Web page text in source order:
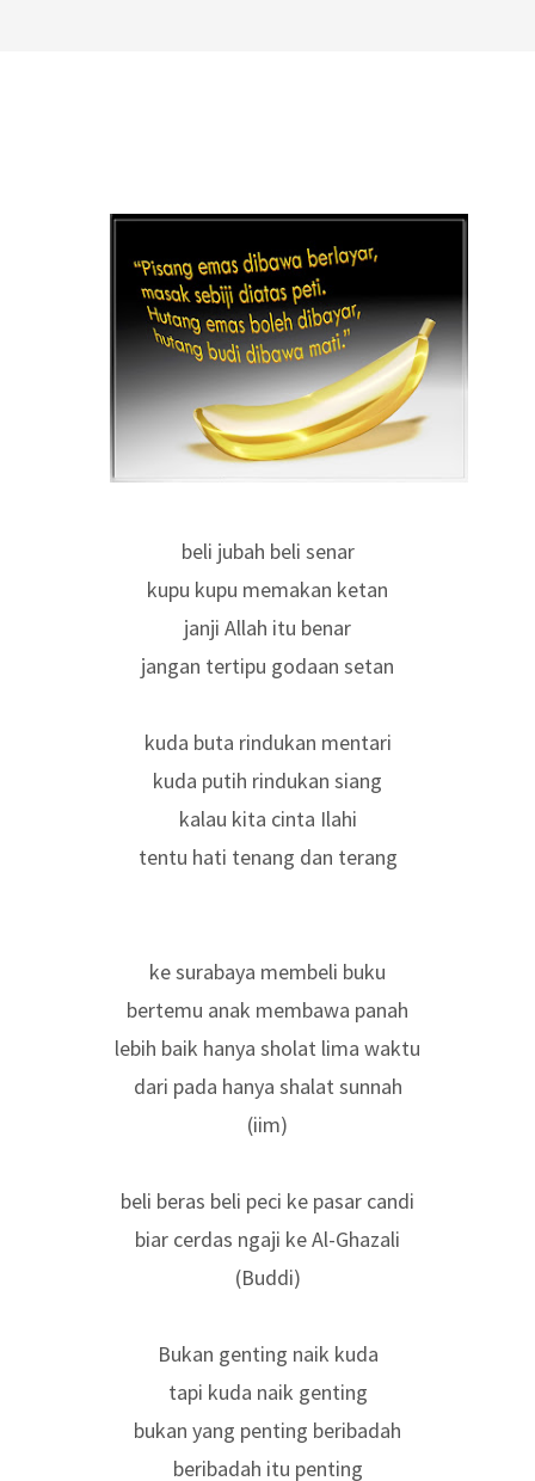
beli jubah beli senar
kupu kupu memakan ketan
janji Allah itu benar
jangan tertipu godaan setan
kuda buta rindukan mentari
kuda putih rindukan siang
kalau kita cinta Ilahi
tentu hati tenang dan terang
ke surabaya membeli buku
bertemu anak membawa panah
lebih baik hanya sholat lima waktu
dari pada hanya shalat sunnah
(iim)
beli beras beli peci ke pasar candi
biar cerdas ngaji ke Al-Ghazali
(Buddi)
Bukan genting naik kuda
tapi kuda naik genting
bukan yang penting beribadah
beribadah itu penting